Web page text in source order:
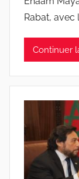
Rabat,
Continuer